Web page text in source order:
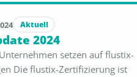
Aktuell
2024
setzen auf flustix-
Die flustix-Zertifizierung ist